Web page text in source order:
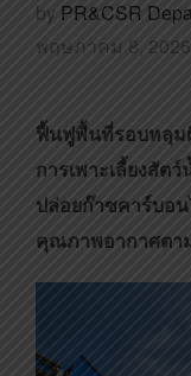
by PR&CSR
พฤษภาคม 8, 2026
ฟื้นฟูพื้นที่รอบหลุมฝั
การเพาะเลี้ยงสัต
ปล่อยก๊าซคาร์บอ
คุณภาพอากาศตา